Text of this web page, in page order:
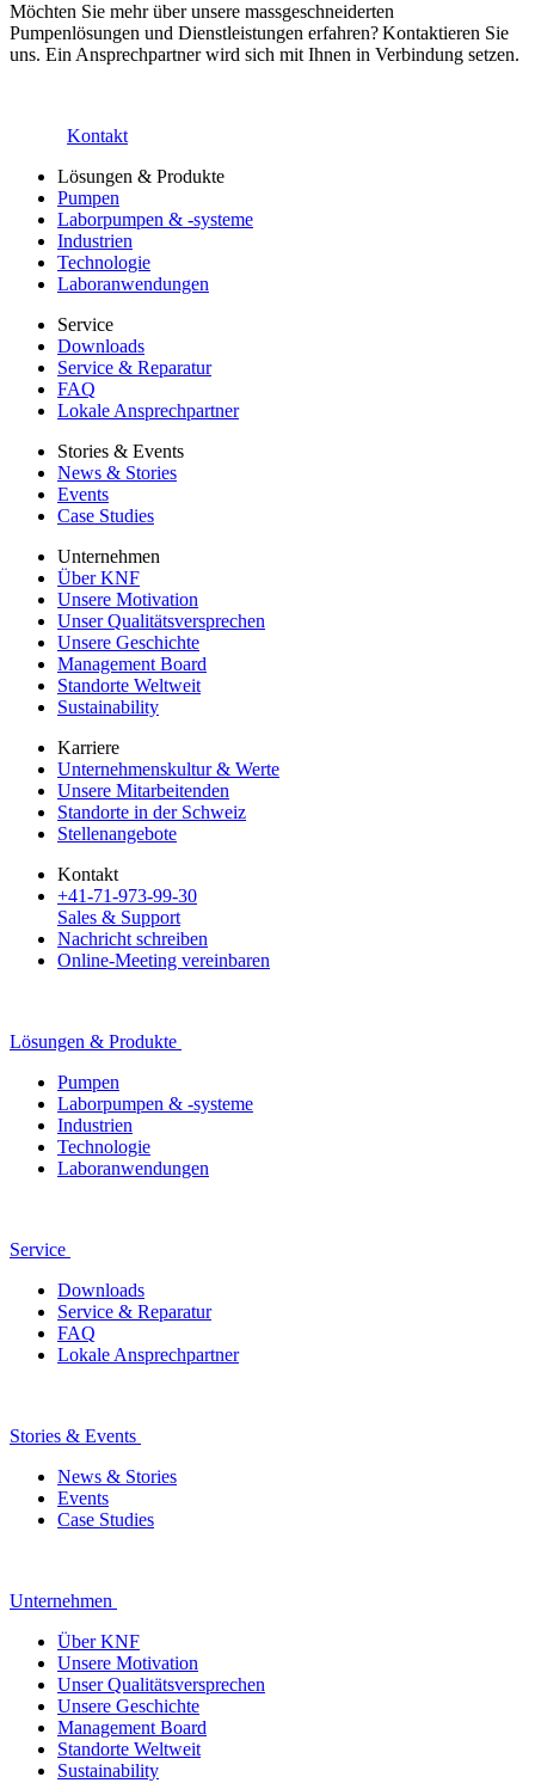
Möchten Sie mehr über unsere massgeschneiderten
Pumpenlösungen und Dienstleistungen erfahren? Kontaktieren Sie
uns. Ein Ansprechpartner wird sich mit Ihnen in Verbindung setzen.
Kontakt
Lösungen & Produkte
Pumpen
Laborpumpen & -systeme
Industrien
Technologie
Laboranwendungen
Service
Downloads
Service & Reparatur
FAQ
Lokale Ansprechpartner
Stories & Events
News & Stories
Events
Case Studies
Unternehmen
Über KNF
Unsere Motivation
Unser Qualitätsversprechen
Unsere Geschichte
Management Board
Standorte Weltweit
Sustainability
Karriere
Unternehmenskultur & Werte
Unsere Mitarbeitenden
Standorte in der Schweiz
Stellenangebote
Kontakt
+41-71-973-99-30
Sales & Support
Nachricht schreiben
Online-Meeting vereinbaren
Lösungen & Produkte
Pumpen
Laborpumpen & -systeme
Industrien
Technologie
Laboranwendungen
Service
Downloads
Service & Reparatur
FAQ
Lokale Ansprechpartner
Stories & Events
News & Stories
Events
Case Studies
Unternehmen
Über KNF
Unsere Motivation
Unser Qualitätsversprechen
Unsere Geschichte
Management Board
Standorte Weltweit
Sustainability